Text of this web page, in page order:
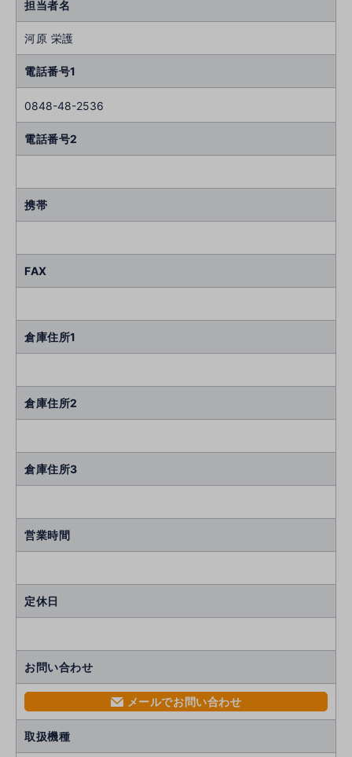
担当者名
河原 栄護
電話番号1
0848-48-2536
電話番号2
携帯
FAX
倉庫住所1
倉庫住所2
倉庫住所3
営業時間
定休日
お問い合わせ
mail メールでお問い合わせ
取扱機種